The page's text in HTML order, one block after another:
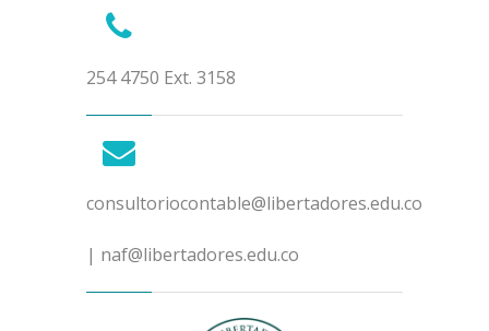
254 4750 Ext. 3158
consultoriocontable@libertadores.edu.co
| naf@libertadores.edu.co